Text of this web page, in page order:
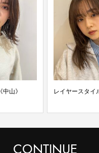
山》 レイヤースタイ
CONTINUE